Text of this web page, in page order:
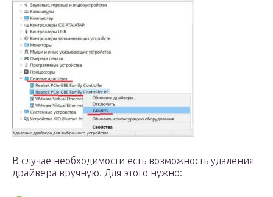
В случае необходимости есть возможность удаления
драйвера вручную. Для этого нужно: